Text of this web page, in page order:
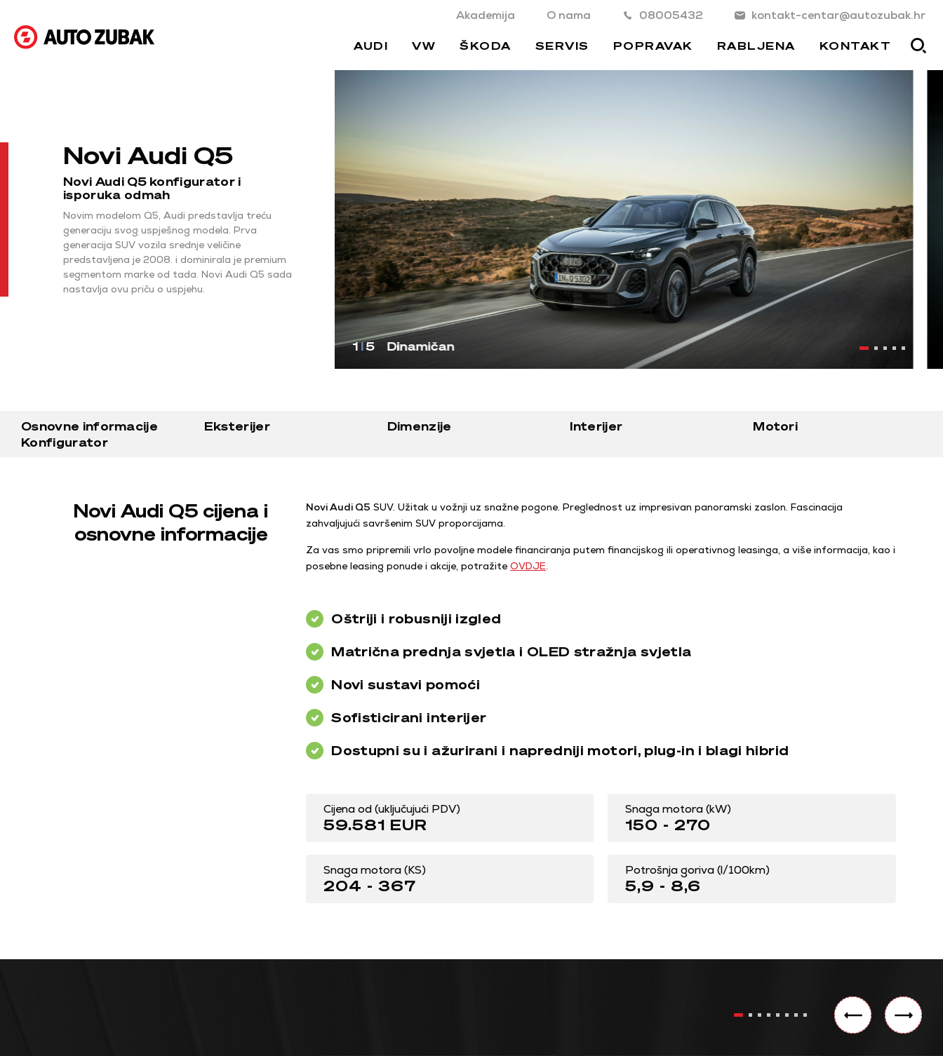
Akademija O nama 08005432 kontakt-centar@autozubak.hr
AUDI VW ŠKODA SERVIS POPRAVAK RABLJENA KONTAKT
Novi Audi Q5
Novi Audi Q5 konfigurator i
isporuka odmah
Novim modelom Q5, Audi predstavlja treću
generaciju svog uspješnog modela. Prva
generacija SUV vozila srednje veličine
predstavljena je 2008. i dominirala je premium
segmentom marke od tada. Novi Audi Q5 sada
nastavlja ovu priču o uspjehu.
Dinamičan
1 I5
Osnovne informacije Eksterijer Dimenzije Interijer
Motori
Konfigurator
Novi Audi Q5 cijena i
osnovne informacije
Novi Audi Q5 SUV. Užitak u vožnji uz snažne pogone. Preglednost uz impresivan panoramski zaslon. Fascinacija
zahvaljujući savršenim SUV proporcijama.
Za vas smo pripremili vrlo povoljne modele financiranja putem financijskog ili operativnog leasinga, a više informacija, kao i
posebne leasing ponude i akcije, potražiteOVDJE.
Oštriji i robusniji izgled
Matrična prednja svjetla i OLED stražnja svjetla
Novi sustavi pomoći
Sofisticirani interijer
Dostupni su i ažurirani i napredniji motori, plug-in i blagi hibrid
Cijena od (uključujući PDV)
59.581 EUR
Snaga motora (kW)
150 - 270
Snaga motora (KS)
204 - 367
Potrošnja goriva (l/100km)
5,9 - 8,6